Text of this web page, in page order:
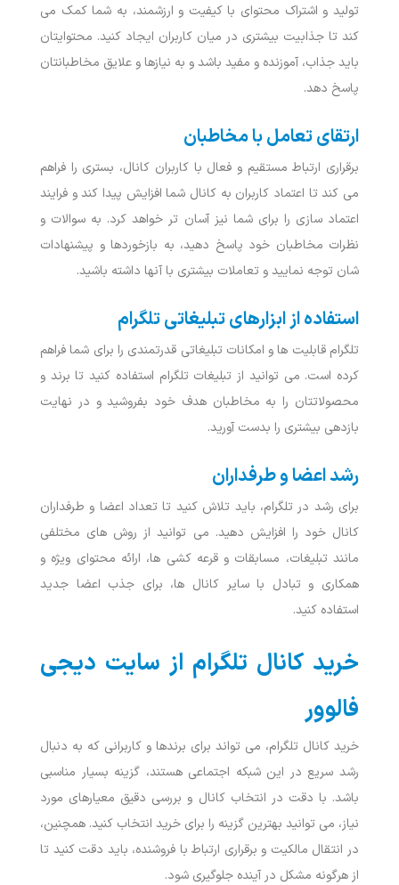
تولید و اشتراک محتوای با کیفیت و ارزشمند، به شما کمک می‌
کند تا جذابیت بیشتری در میان کاربران ایجاد کنید. محتوایتان
باید جذاب، آموزنده و مفید باشد و به نیازها و علایق مخاطبانتان
پاسخ دهد.
ارتقای تعامل با مخاطبان
برقراری ارتباط مستقیم و فعال با کاربران کانال، بستری را فراهم
می کند تا اعتماد کاربران به کانال شما افزایش پیدا کند و فرایند
اعتماد سازی را برای شما نیز آسان تر خواهد کرد. به سوالات و
نظرات مخاطبان خود پاسخ دهید، به بازخوردها و پیشنهادات
شان توجه نمایید و تعاملات بیشتری با آنها داشته باشید.
استفاده از ابزارهای تبلیغاتی تلگرام
تلگرام قابلیت ها و امکانات تبلیغاتی قدرتمندی را برای شما فراهم
کرده است. می ‌توانید از تبلیغات تلگرام استفاده کنید تا برند و
محصولاتتان را به مخاطبان هدف خود بفروشید و در نهایت
بازدهی بیشتری را بدست آورید.
رشد اعضا و طرفداران
برای رشد در تلگرام، باید تلاش کنید تا تعداد اعضا و طرفداران
کانال خود را افزایش دهید. می‌ توانید از روش ‌های مختلفی
مانند تبلیغات، مسابقات و قرعه‌ کشی ‌ها، ارائه محتوای ویژه و
همکاری و تبادل با سایر کانال ‌ها، برای جذب اعضا جدید
استفاده کنید.
خرید کانال تلگرام از سایت دیجی
فالوور
خرید کانال تلگرام، می ‌تواند برای برندها و کاربرانی که به دنبال
رشد سریع در این ‌شبکه اجتماعی هستند، گزینه بسیار مناسبی
باشد. با دقت در انتخاب کانال و بررسی دقیق معیارهای مورد
نیاز، می‌ توانید بهترین گزینه را برای خرید انتخاب کنید. همچنین،
در انتقال مالکیت و برقراری ارتباط با فروشنده، باید دقت کنید تا
از هرگونه مشکل در آینده جلوگیری شود.